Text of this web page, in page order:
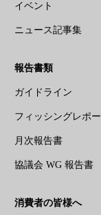
イベント
ニュース記事集
報告書類
ガイドライン
フィッシングレポー
月次報告書
協議会 WG 報告書
消費者の皆様へ